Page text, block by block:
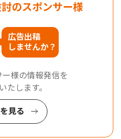
のスポンサー様
広告出稿
しませんか？
様の情報発信を
たします。
見る